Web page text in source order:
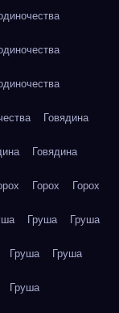
Говядина
Говядина
Горох Горох
Груша Груша
Груша Груша
Груша